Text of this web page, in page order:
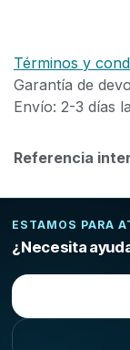
Términos y
Garantía de
Envío: 2-3 días
Referencia
ESTAMOS PARA
¿Necesita